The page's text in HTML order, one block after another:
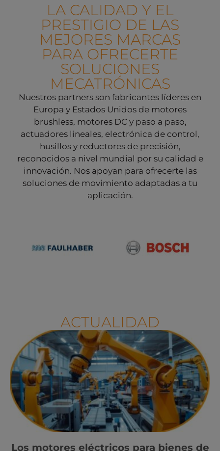
LA CALIDAD Y EL
PRESTIGIO DE LAS
MEJORES MARCAS
PARA OFRECERTE
SOLUCIONES
MECATRÓNICAS
Nuestros partners son fabricantes líderes en
Europa y Estados Unidos de motores
brushless, motores DC y paso a paso,
actuadores lineales, electrónica de control,
husillos y reductores de precisión,
reconocidos a nivel mundial por su calidad e
innovación. Nos apoyan para ofrecerte las
soluciones de movimiento adaptadas a tu
aplicación.
ACTUALIDAD
Los motores eléctricos para bienes de